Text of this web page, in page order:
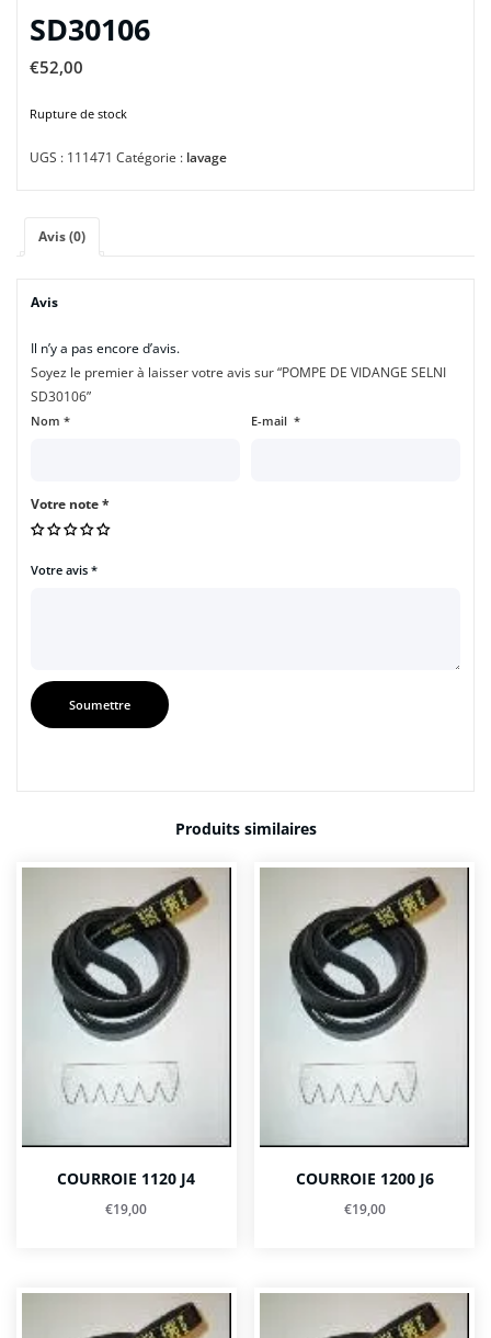
SD30106
€52,00
Rupture de stock
UGS : 111471 Catégorie : lavage
Avis (0)
Avis
Il n’y a pas encore d’avis.
Soyez le premier à laisser votre avis sur “POMPE DE VIDANGE SELNI
SD30106”
Nom * E-mail *
Votre note*
Votre avis *
Produits similaires
COURROIE 1120 J4
€19,00
COURROIE 1200 J6
€19,00